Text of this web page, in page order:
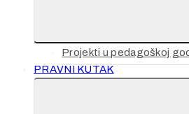
Projekti u pedagoškoj
PRAVNI KUTAK